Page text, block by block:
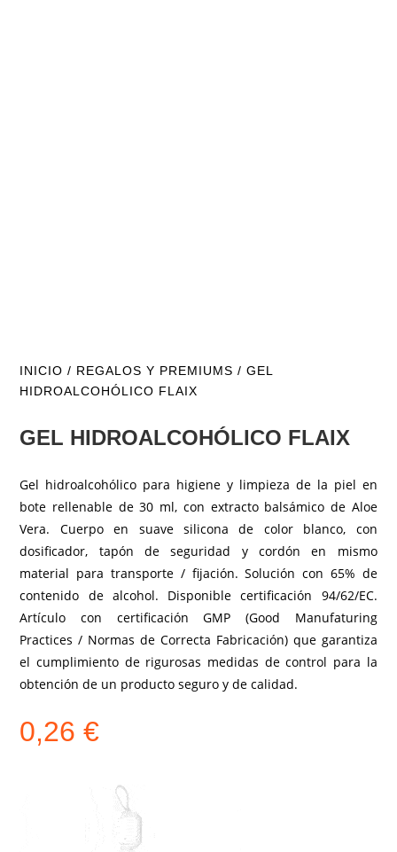
INICIO / REGALOS Y PREMIUMS / GEL
HIDROALCOHÓLICO FLAIX
GEL HIDROALCOHÓLICO FLAIX
Gel hidroalcohólico para higiene y limpieza de la piel en
bote rellenable de 30 ml, con extracto balsámico de Aloe
Vera. Cuerpo en suave silicona de color blanco, con
dosificador, tapón de seguridad y cordón en mismo
material para transporte / fijación. Solución con 65% de
contenido de alcohol. Disponible certificación 94/62/EC.
Artículo con certificación GMP (Good Manufaturing
Practices / Normas de Correcta Fabricación) que garantiza
el cumplimiento de rigurosas medidas de control para la
obtención de un producto seguro y de calidad.
0,26€